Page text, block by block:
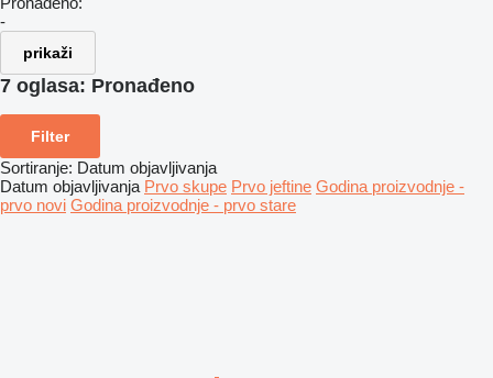
-
prikaži
7 oglasa: Pronađeno
Filter
Sortiranje: Datum objavljivanja
Datum objavljivanja Prvo skupe Prvo jeftine Godina proizvodnje -
prvo novi Godina proizvodnje - prvo stare